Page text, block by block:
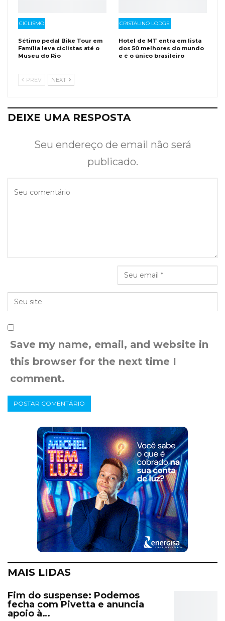
CICLISMO
Sétimo pedal Bike Tour em
Família leva ciclistas até o
Museu do Rio
CRISTALINO LODGE
Hotel de MT entra em lista
dos 50 melhores do mundo
e é o único brasileiro
PREV NEXT
DEIXE UMA RESPOSTA
Seu endereço de email não será
publicado.
Save my name, email, and website in
this browser for the next time I
comment.
MAIS LIDAS
Fim do suspense: Podemos
fecha com Pivetta e anuncia
apoio à…